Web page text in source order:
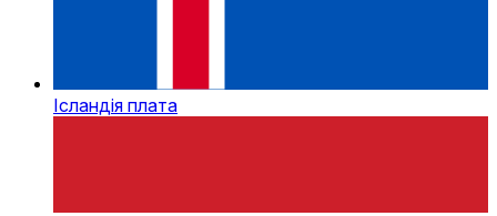
Ісландія плата